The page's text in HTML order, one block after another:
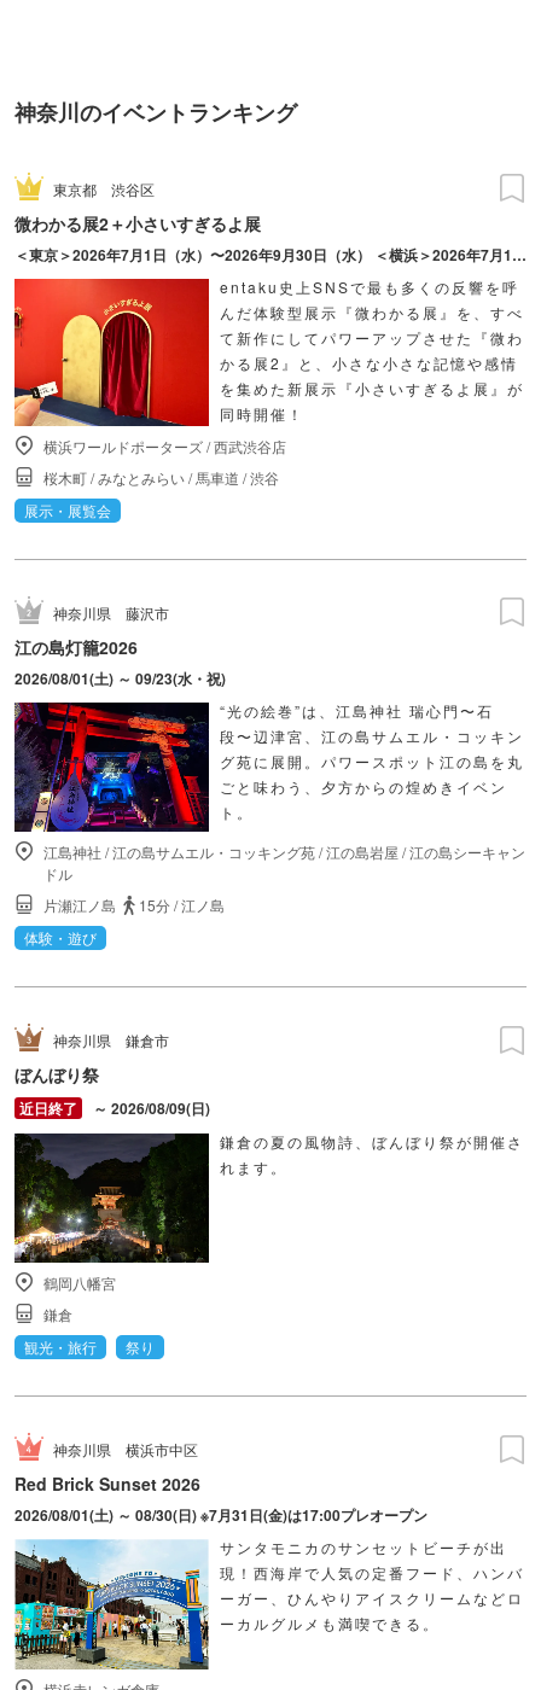
神奈川のイベントランキング
東京都 渋谷区
微わかる展2＋小さいすぎるよ展
＜東京＞2026年7月1日（水）〜2026年9月30日（水） ＜横浜＞2026年7月17日（金）〜2026年10月18日（日）
entaku史上SNSで最も多くの反響を呼
んだ体験型展示『微わかる展』を、すべ
て新作にしてパワーアップさせた『微わ
かる展2』と、小さな小さな記憶や感情
を集めた新展示『小さいすぎるよ展』が
同時開催！
横浜ワールドポーターズ/西武渋谷店
桜木町/みなとみらい/馬車道 /渋谷
展示・展覧会
神奈川県 藤沢市
江の島灯籠2026
2026/08/01(土) ～ 09/23(水・祝)
“光の絵巻”は、江島神社 瑞心門〜石
段〜辺津宮、江の島サムエル・コッキン
グ苑に展開。パワースポット江の島を丸
ごと味わう、夕方からの煌めきイベン
ト。
江島神社 /江の島サムエル・コッキング苑/江の島岩屋 /江の島シーキャン
ドル
片瀬江ノ島
15分/江ノ島
体験・遊び
神奈川県 鎌倉市
ぼんぼり祭
～ 2026/08/09(日)
鎌倉の夏の風物詩、ぼんぼり祭が開催さ
れます。
鶴岡八幡宮
鎌倉
観光・旅行
祭り
神奈川県 横浜市中区
Red Brick Sunset 2026
2026/08/01(土) ～ 08/30(日) ※7月31日(金)は17:00プレオープン
サンタモニカのサンセットビーチが出
現！西海岸で人気の定番フード、ハンバ
ーガー、ひんやりアイスクリームなどロ
ーカルグルメも満喫できる。